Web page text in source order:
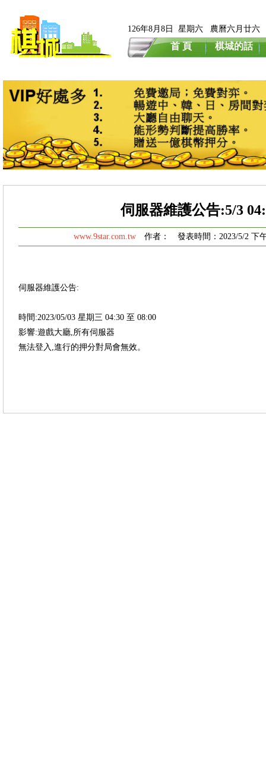
126年8月8日 星期六 農曆六月廿六
首 頁 棋城的話
伺服器維護公告:5/3
www.9star.com.tw作者： 發表時間：2023/5/2 下
伺服器維護公告:
時間:2023/05/03 星期三 04:30 至 08:00
影響:遊戲大廳,所有伺服器
無法登入,進行的押分對局會無效。